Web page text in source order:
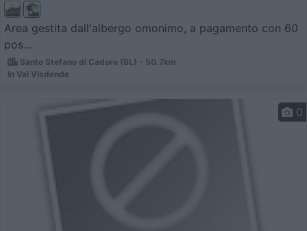
Area gestita dall'albergo omonimo, a pagamento con 60
pos...
Santo Stefano di Cadore (BL) - 50.7km
In Val Visdende
0